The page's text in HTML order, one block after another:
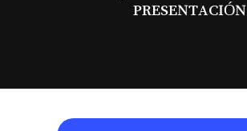
PRESENTACIÓN